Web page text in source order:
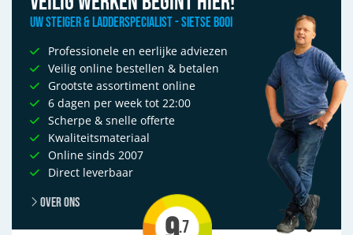
Uw Steiger & Ladderspecialist - Sietse Booi
Professionele en eerlijke adviezen
Veilig online bestellen & betalen
Grootste assortiment online
6 dagen per week tot 22:00
Scherpe & snelle offerte
Kwaliteitsmateriaal
Online sinds 2007
Direct leverbaar
Over ons
.7